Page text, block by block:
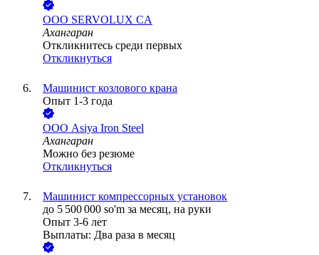
ООО SERVOLUX CA
Ахангаран
Откликнитесь среди первых
Откликнуться
Машинист козлового крана
Опыт 1-3 года
ООО Asiya Iron Steel
Ахангаран
Можно без резюме
Откликнуться
Машинист компрессорных установок
до 5 500 000 so'm за месяц, на руки
Опыт 3-6 лет
Выплаты: Два раза в месяц